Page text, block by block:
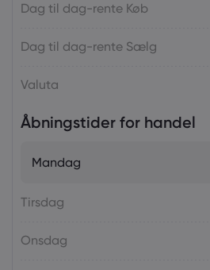
Dag til dag-rente Køb
Dag til dag-rente Sælg
Valuta
Åbningstider for handel
Mandag
Tirsdag
Onsdag